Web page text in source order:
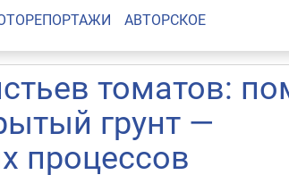
АВТОРСКОЕ
томатов:
грунт —
процессов